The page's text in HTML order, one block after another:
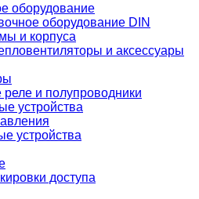
оборудование
оборудование DIN
и корпуса
и аксессуары
и полупроводники
устройства
устройства
доступа